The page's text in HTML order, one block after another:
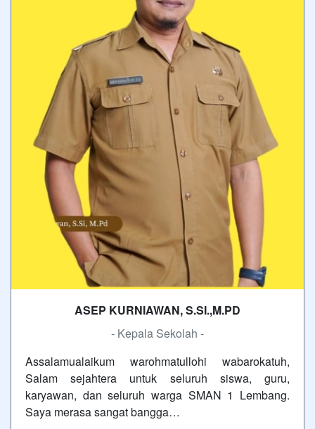
ASEP KURNIAWAN, S.SI.,M.PD
- Kepala Sekolah -
Assalamualaikum warohmatullohi wabarokatuh,
Salam sejahtera untuk seluruh siswa, guru,
karyawan, dan seluruh warga SMAN 1 Lembang.
Saya merasa sangat bangga…